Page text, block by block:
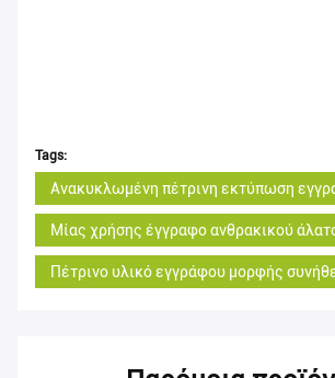
Tags:
Ανακυκλωμένη πέτρινη εκτύπωση
Μίας χρήσης έγγραφο ανθρακικού
Πέτρινο υλικό εγγράφου μορφής